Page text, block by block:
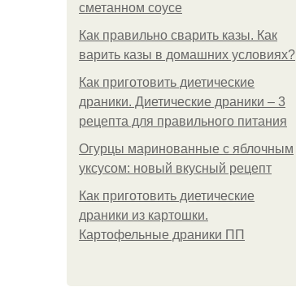
сметанном соусе
Как правильно сварить казы. Как
варить казы в домашних условиях?
Как приготовить диетические
драники. Диетические драники – 3
рецепта для правильного питания
Огурцы маринованные с яблочным
уксусом: новый вкусный рецепт
Как приготовить диетические
драники из картошки.
Картофельные драники ПП